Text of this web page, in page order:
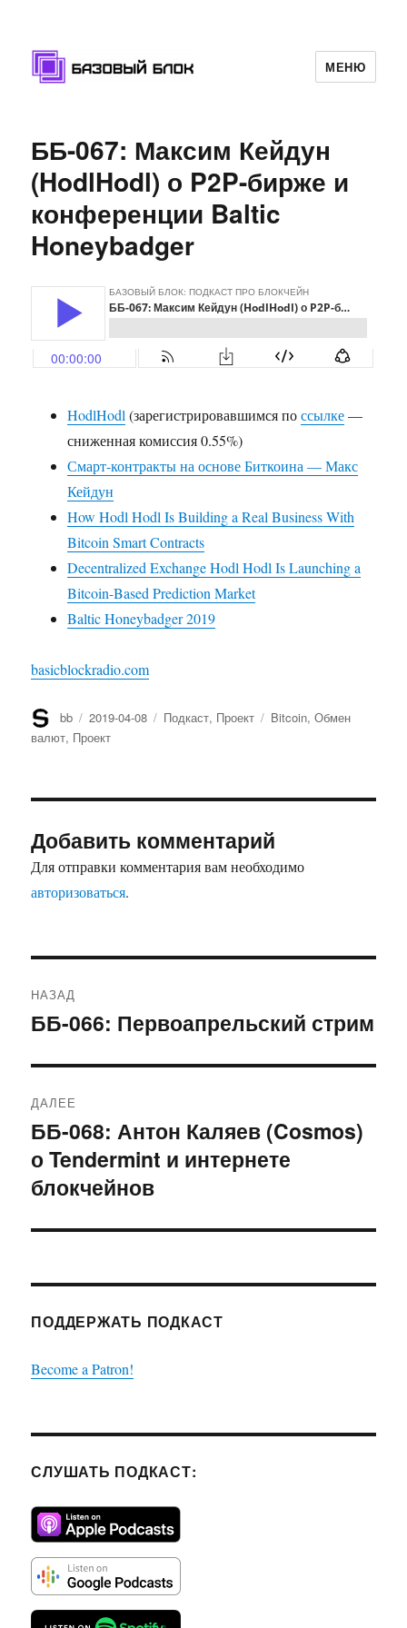
МЕНЮ
ББ-067: Максим Кейдун
(HodlHodl) о P2P-бирже и
конференции Baltic
Honeybadger
HodlHodl (зарегистрировавшимся поссылке—
сниженная комиссия 0.55%)
Смарт-контракты на основе Биткоина — Макс
Кейдун
How Hodl Hodl Is Building a Real Business With
Bitcoin Smart Contracts
Decentralized Exchange Hodl Hodl Is Launching a
Bitcoin-Based Prediction Market
Baltic Honeybadger 2019
basicblockradio.com
Автор
bb Опубликовано
2019-04-08 Рубрики
Подкаст, Проект Метки
Bitcoin,Обмен
валют, Проект
Добавить комментарий
Для отправки комментария вам необходимо
авторизоваться.
по
НАЗАД
Предыдущая
ББ-066: Первоапрельский стрим
ДАЛЕЕ
Следующая
запись:
ББ-068: Антон Каляев (Cosmos)
о Tendermint и интернете
блокчейнов
ПОДДЕРЖАТЬ ПОДКАСТ
Become a Patron!
СЛУШАТЬ ПОДКАСТ: